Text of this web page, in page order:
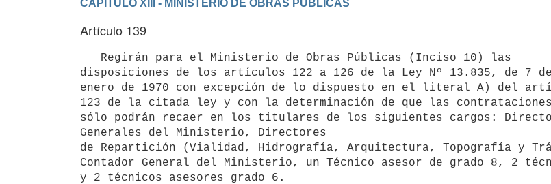
CAPITULO XIII - MINISTERIO DE OBRAS PUBLICAS
Artículo 139
disposiciones de los artículos 122 a 126 de la Ley Nº 13.835, de 7
enero de 1970 con excepción de lo dispuesto en el literal A) del
123 de la citada ley y con la determinación de que las
sólo podrán recaer en los titulares de los siguientes cargos:
Generales del Ministerio, Directores
de Repartición (Vialidad, Hidrografía, Arquitectura, Topografía y
Contador General del Ministerio, un Técnico asesor de grado 8, 2
y 2 técnicos asesores grado 6.